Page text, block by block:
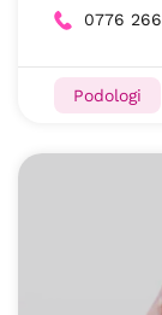
0776
Podologi